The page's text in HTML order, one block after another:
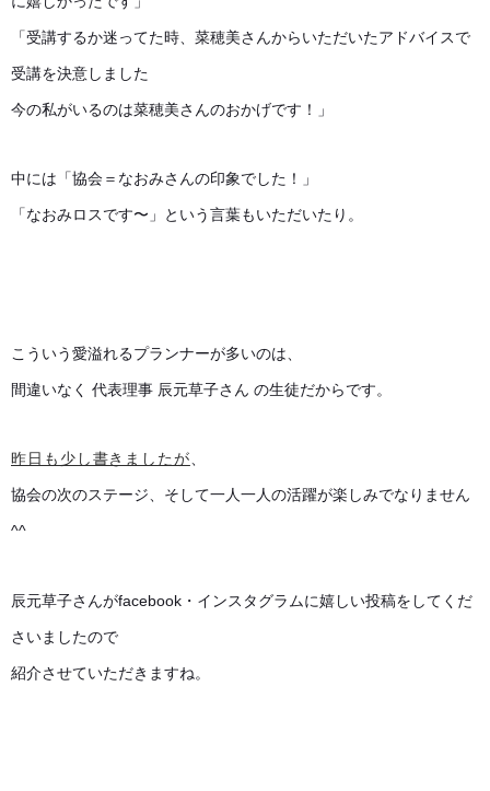
「受講するか迷ってた時、菜穂美さんからいただいたアドバイスで
受講を決意しました
今の私がいるのは菜穂美さんのおかげです！」
中には「協会＝なおみさんの印象でした！」
「なおみロスです〜」という言葉もいただいたり。
こういう愛溢れるプランナーが多いのは、
間違いなく 代表理事 辰元草子さん の生徒だからです。
昨日も少し書きましたが
協会の次のステージ、そして一人一人の活躍が楽しみでなりません
^^
辰元草子さんがfacebook・インスタグラムに嬉しい投稿をしてくだ
さいましたので
紹介させていただきますね。